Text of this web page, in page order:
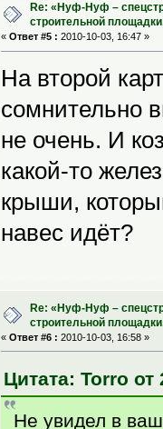
Re: «Нуф-Нуф –
строительной
« Ответ #5 : 2010-10-03, 16:47 »
На второй
сомнительно
не очень. И
какой-то
крыши,
навес идёт?
Re: «Нуф-Нуф –
строительной
« Ответ #6 : 2010-10-03, 16:58 »
Цитата: Torro от
Не увидел в